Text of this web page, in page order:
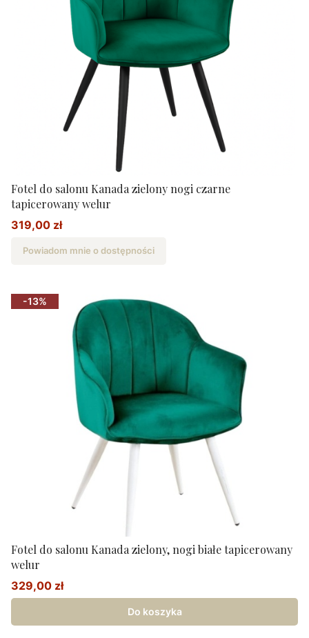
Fotel do salonu Kanada zielony nogi czarne
tapicerowany welur
Cena promocyjna
319,00 zł
Powiadom mnie o dostępności
-13%
Fotel do salonu Kanada zielony, nogi białe tapicerowany
welur
Cena promocyjna
329,00 zł
Do koszyka